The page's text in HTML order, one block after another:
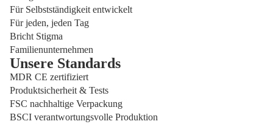
Für Selbstständigkeit entwickelt
Für jeden, jeden Tag
Bricht Stigma
Familienunternehmen
Unsere Standards
MDR CE zertifiziert
Produktsicherheit & Tests
FSC nachhaltige Verpackung
BSCI verantwortungsvolle Produktion